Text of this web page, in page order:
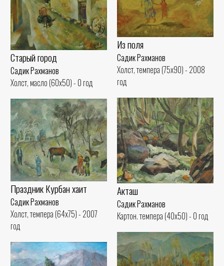
Старый город
Садик Рахманов
Холст, масло (60x50) - 0 год
Из поля
Садик Рахманов
Холст, темпера (75x90) - 2008
год
Акташ
Садик Рахманов
Картон. темпера (40x50) - 0 год
Праздник Курбан хаит
Садик Рахманов
Холст, темпера (64x75) - 2007
год